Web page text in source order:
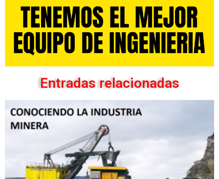
Entradas relacionadas